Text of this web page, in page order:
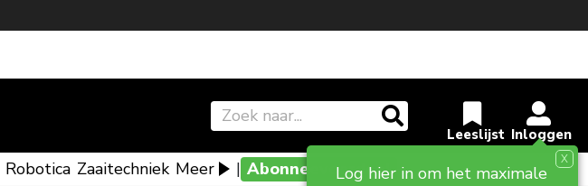
Log hier in om het maximale
X
Robotica Zaaitechniek Meer | Abonneevoordeel